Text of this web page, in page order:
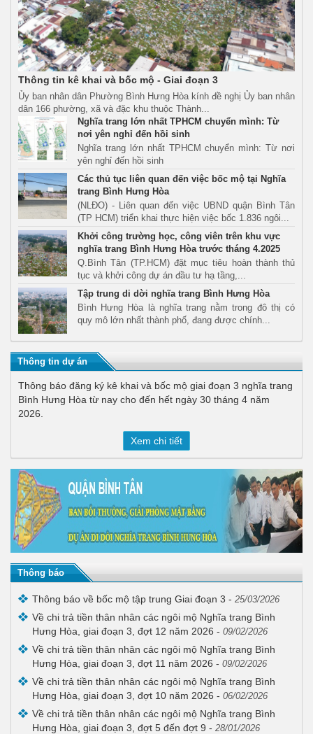
Thông tin kê khai và bốc mộ - Giai đoạn 3
Ủy ban nhân dân Phường Bình Hưng Hòa kính đề nghị Ủy ban nhân
dân 166 phường, xã và đặc khu thuộc Thành...
Nghĩa trang lớn nhất TPHCM chuyển mình: Từ
nơi yên nghỉ đến hồi sinh
Nghĩa trang lớn nhất TPHCM chuyển mình: Từ nơi
yên nghỉ đến hồi sinh
Các thủ tục liên quan đến việc bốc mộ tại Nghĩa
trang Bình Hưng Hòa
(NLĐO) - Liên quan đến việc UBND quận Bình Tân
(TP HCM) triển khai thực hiện việc bốc 1.836 ngôi...
Khởi công trường học, công viên trên khu vực
nghĩa trang Bình Hưng Hòa trước tháng 4.2025
Q.Bình Tân (TP.HCM) đặt mục tiêu hoàn thành thủ
tục và khởi công dự án đầu tư hạ tầng,...
Tập trung di dời nghĩa trang Bình Hưng Hòa
Bình Hưng Hòa là nghĩa trang nằm trong đô thị có
quy mô lớn nhất thành phố, đang được chính...
Thông tin dự án
Thông báo đăng ký kê khai và bốc mộ giai đoạn 3 nghĩa trang
Bình Hưng Hòa từ nay cho đến hết ngày 30 tháng 4 năm
2026.
Xem chi tiết
Thông báo
Thông báo về bốc mộ tập trung Giai đoạn 3 - 25/03/2026
Về chi trả tiền thân nhân các ngôi mộ Nghĩa trang Bình
Hưng Hòa, giai đoạn 3, đợt 12 năm 2026 - 09/02/2026
Về chi trả tiền thân nhân các ngôi mộ Nghĩa trang Bình
Hưng Hòa, giai đoạn 3, đợt 11 năm 2026 - 09/02/2026
Về chi trả tiền thân nhân các ngôi mộ Nghĩa trang Bình
Hưng Hòa, giai đoạn 3, đợt 10 năm 2026 - 06/02/2026
Về chi trả tiền thân nhân các ngôi mộ Nghĩa trang Bình
Hưng Hòa, giai đoạn 3, đợt 5 đến đợt 9 - 28/01/2026